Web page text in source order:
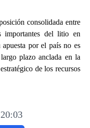
consolidada entre
importantes del litio en
por el país no es
plazo anclada en la
de los recursos